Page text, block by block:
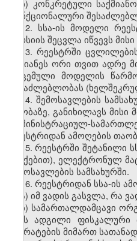
ბ) კონკრეტული
ფუნქციონალური
12. სსა-ის მოდელი
ვერსიის შეცვლა იწვევს
13.რეესტრში
უგვიანეს ორი თვით ადრე
მოცემული მოდელის
შესაძლებლობას
14. შემოსავლების
თაობაზე, განიხილავს
ადმინისტრაციულ-
რეესტრიდან ამოღების
15.რეესტრში შეტანილი
ლუქებით), ელექტრონულ
შემოსავლების სამსახურში.
16. რეესტრიდან სსა-ის
ა) იმ ვადის გასვლა, რა
ბ) სამართალდამცავი
აქვს ადგილი
აპარატების მიმართ